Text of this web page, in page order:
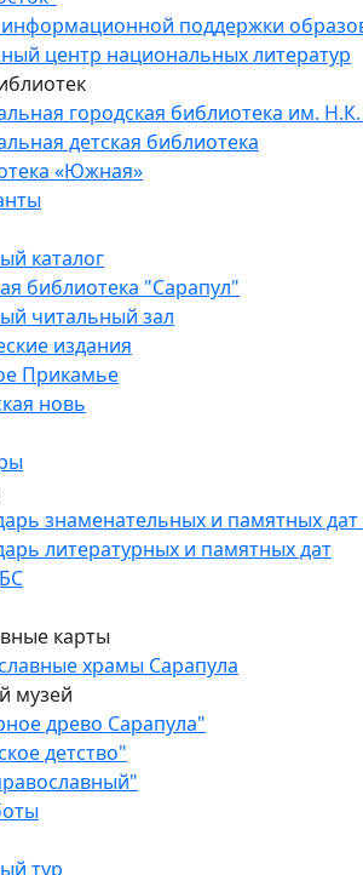
поддержки
центр национальных литератур
городская библиотека им.
детская библиотека
«Южная»
каталог
библиотека "Сарапул"
читальный зал
издания
Прикамье
новь
знаменательных и памятных дат
литературных и памятных дат
карты
храмы Сарапула
музей
древо Сарапула"
детство"
тур